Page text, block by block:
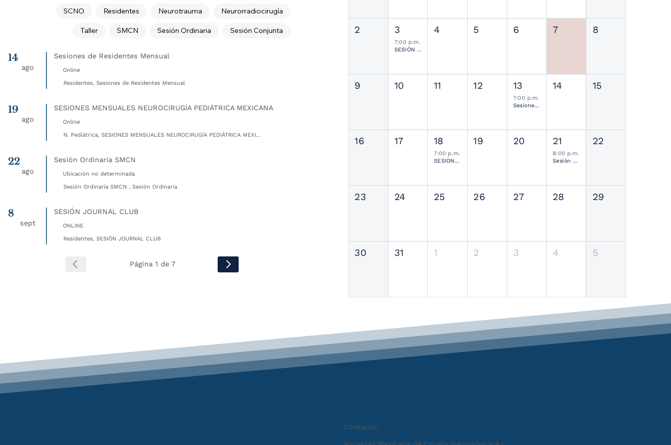
2 3
7:00 p.m.
SESIÓN JOURNAL CLUB
4 5 6 7 8
9 10 11 12 13
7:00 p.m.
Sesiones de Residentes Mensual
14 15
16 17 18
7:00 p.m.
SESIONES MENSUALES NEUROCIRUGÍA PEDIÁTRICA MEXICANA
19 20 21
8:00 p.m.
Sesión Ordinaria SMCN
22
23 24 25 26 27 28 29
30 31 1 2 3 4 5
Neurorradiocirugía
Neurotrauma
Residentes
SCNO
Sesión Conjunta
Sesión Ordinaria
SMCN
Taller
14
ago
Sesiones de Residentes Mensual
Online
Residentes, Sesiones de Residentes Mensual
19
ago
SESIONES MENSUALES NEUROCIRUGÍA PEDIÁTRICA MEXICANA
Online
N. Pediátrica, SESIONES MENSUALES NEUROCIRUGÍA PEDIÁTRICA MEXI...
22
ago
Sesión Ordinaria SMCN
Ubicación no determinada
Sesión Ordinaria SMCN , Sesión Ordinaria
8
sept
SESIÓN JOURNAL CLUB
ONLINE
Residentes, SESIÓN JOURNAL CLUB
Página 1 de 7
Contacto: